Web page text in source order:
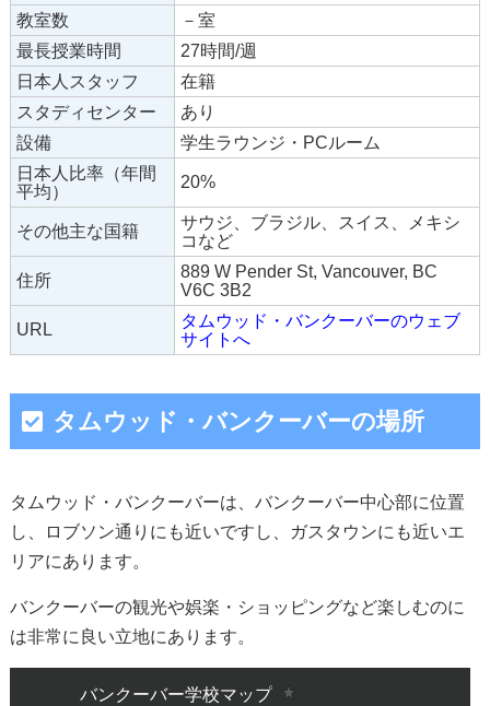
教室数
－室
最長授業時間
27時間/週
日本人スタッフ
在籍
スタディセンター
あり
設備
学生ラウンジ・PCルーム
日本人比率（年間
平均）
20%
その他主な国籍
サウジ、ブラジル、スイス、メキシ
コなど
住所
889 W Pender St, Vancouver, BC
V6C 3B2
URL
タムウッド・バンクーバーのウェブ
サイトへ
タムウッド・バンクーバーの場所
タムウッド・バンクーバーは、バンクーバー中心部に位置
し、ロブソン通りにも近いですし、ガスタウンにも近いエ
リアにあります。
バンクーバーの観光や娯楽・ショッピングなど楽しむのに
は非常に良い立地にあります。